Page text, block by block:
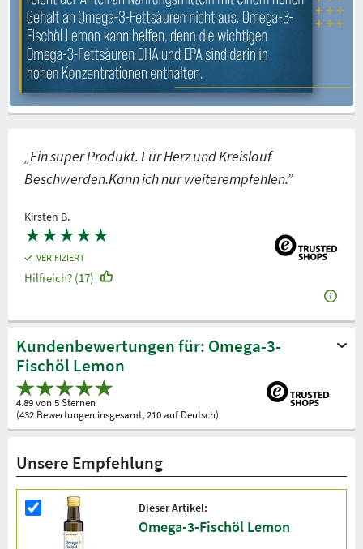
„Ein super Produkt. Für Herz und Kreislauf
Beschwerden.Kann ich nur weiterempfehlen.”
Kirsten B.
★★★★★
VERIFIZIERT
Hilfreich? (17)
Kundenbewertungen für: Omega-3-
Fischöl Lemon
4.89 von 5 Sternen
(432 Bewertungen insgesamt, 210 auf Deutsch)
Unsere Empfehlung
Dieser Artikel:
Omega-3-Fischöl Lemon